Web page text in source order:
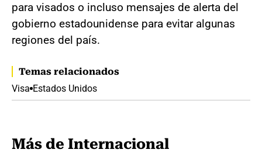
para visados o incluso mensajes de alerta del
gobierno estadounidense para evitar algunas
regiones del país.
Temas relacionados
Visa Estados Unidos
Más de Internacional